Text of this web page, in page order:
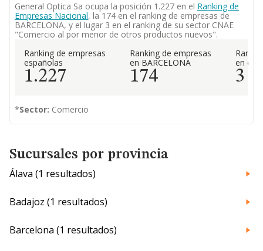
General Optica Sa ocupa la posición 1.227 en el Ranking de
Empresas Nacional, la 174 en el ranking de empresas de
BARCELONA, y el lugar 3 en el ranking de su sector CNAE
"Comercio al por menor de otros productos nuevos".
Ranking de empresas
españolas
1.227
Ranking de empresas
en BARCELONA
174
en el
3
*Sector: Comercio
Sucursales por provincia
Álava (1 resultados)
Badajoz (1 resultados)
Barcelona (1 resultados)